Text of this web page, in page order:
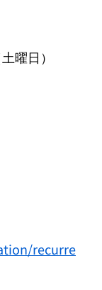
曜日）
recurre